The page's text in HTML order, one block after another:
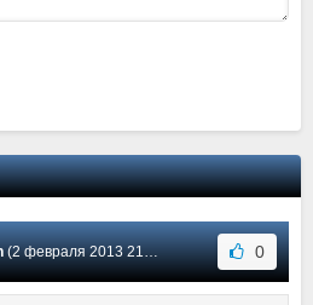
(2 февраля 2013 21:46) Сообщение #18 0